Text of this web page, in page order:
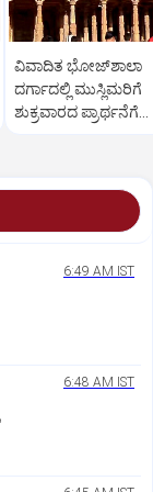
ವಿವಾದಿತ ಭೋಜ್‌ಶಾಲಾ
ದರ್ಗಾದಲ್ಲಿ ಮುಸ್ಲಿಮರಿಗೆ
ಶುಕ್ರವಾರದ ಪ್ರಾರ್ಥನೆಗೆ
6:49 AM IST
6:48 AM IST